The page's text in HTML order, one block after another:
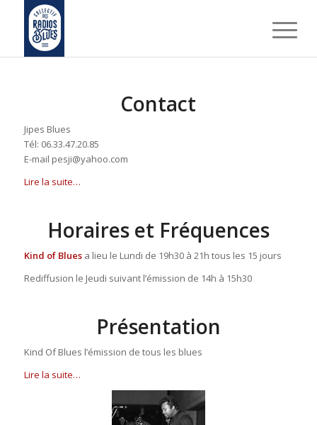
Contact
Jipes Blues
Tél: 06.33.47.20.85
E-mail pesji@yahoo.com
Lire la suite…
Horaires et Fréquences
Kind of Bluesa lieu le Lundi de 19h30 à 21h tous les 15 jours
Rediffusion le Jeudi suivant l’émission de 14h à 15h30
Présentation
Kind Of Blues l’émission de tous les blues
Lire la suite…